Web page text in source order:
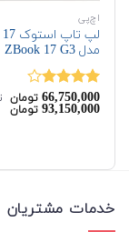
اچ‌پی
مدل ZBook 17 G3
نمره
4.00از 5
66,750,000 تومان
93,150,000 تومان
خدمات مشتریان